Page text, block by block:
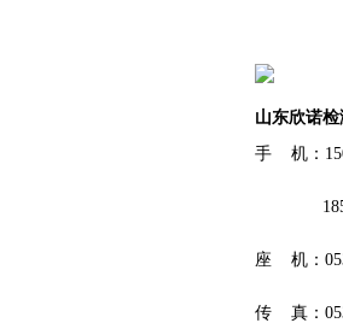
山东欣诺
手 机：
座 机：
传 真：